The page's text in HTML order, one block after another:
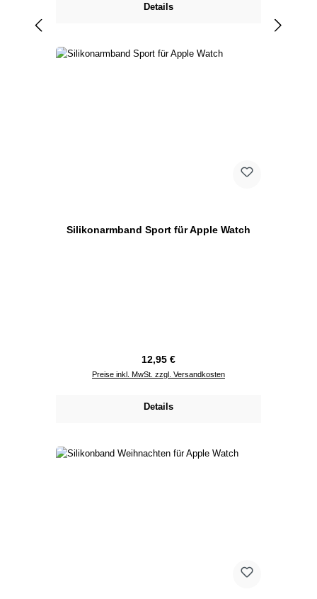
Details
Silikonarmband Sport für Apple Watch
Regulärer Preis:
12,95 €
Preise inkl. MwSt. zzgl. Versandkosten
Details